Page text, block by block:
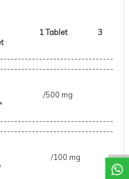
DESTEK
Tablet 3
/500 mg
/100 mg